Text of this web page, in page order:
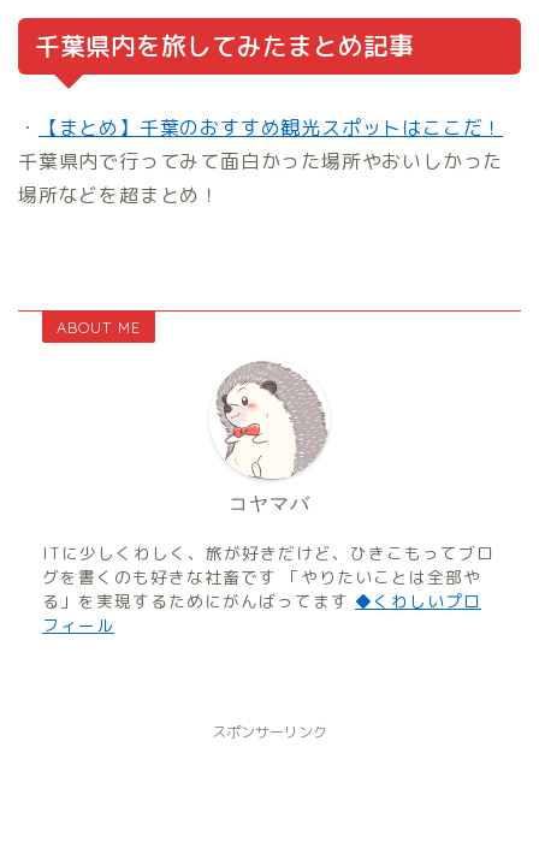
千葉県内を旅してみたまとめ記事
・
【まとめ】千葉のおすすめ観光スポットはここだ！
千葉県内で行ってみて面白かった場所やおいしかった
場所などを超まとめ！
ABOUT ME
コヤマバ
ITに少しくわしく、旅が好きだけど、ひきこもってブロ
グを書くのも好きな社畜です 「やりたいことは全部や
る」を実現するためにがんばってます ◆くわしいプロ
フィール
スポンサーリンク